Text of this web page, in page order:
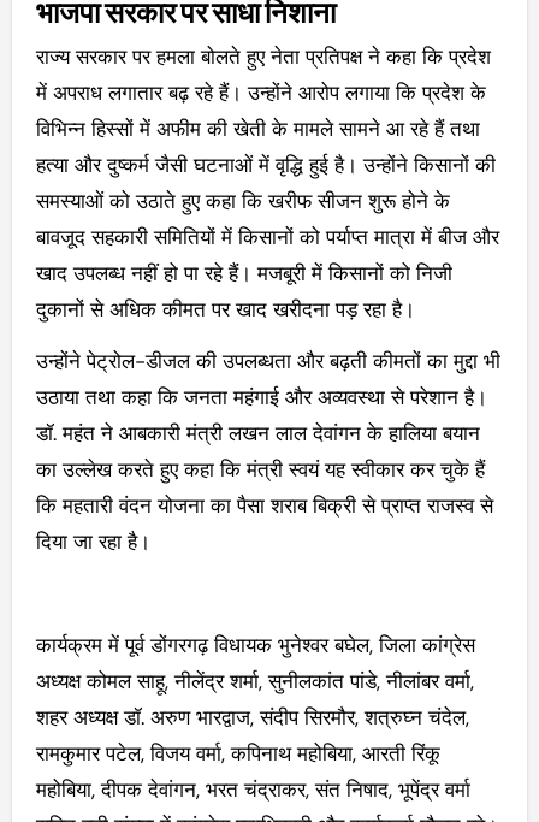
भाजपा सरकार पर साधा निशाना
राज्य सरकार पर हमला बोलते हुए नेता प्रतिपक्ष ने कहा कि प्रदेश
में अपराध लगातार बढ़ रहे हैं। उन्होंने आरोप लगाया कि प्रदेश के
विभिन्न हिस्सों में अफीम की खेती के मामले सामने आ रहे हैं तथा
हत्या और दुष्कर्म जैसी घटनाओं में वृद्धि हुई है। उन्होंने किसानों की
समस्याओं को उठाते हुए कहा कि खरीफ सीजन शुरू होने के
बावजूद सहकारी समितियों में किसानों को पर्याप्त मात्रा में बीज और
खाद उपलब्ध नहीं हो पा रहे हैं। मजबूरी में किसानों को निजी
दुकानों से अधिक कीमत पर खाद खरीदना पड़ रहा है।
उन्होंने पेट्रोल-डीजल की उपलब्धता और बढ़ती कीमतों का मुद्दा भी
उठाया तथा कहा कि जनता महंगाई और अव्यवस्था से परेशान है।
डॉ. महंत ने आबकारी मंत्री लखन लाल देवांगन के हालिया बयान
का उल्लेख करते हुए कहा कि मंत्री स्वयं यह स्वीकार कर चुके हैं
कि महतारी वंदन योजना का पैसा शराब बिक्री से प्राप्त राजस्व से
दिया जा रहा है।
कार्यक्रम में पूर्व डोंगरगढ़ विधायक भुनेश्वर बघेल, जिला कांग्रेस
अध्यक्ष कोमल साहू, नीलेंद्र शर्मा, सुनीलकांत पांडे, नीलांबर वर्मा,
शहर अध्यक्ष डॉ. अरुण भारद्वाज, संदीप सिरमौर, शत्रुघ्न चंदेल,
रामकुमार पटेल, विजय वर्मा, कपिनाथ महोबिया, आरती रिंकू
महोबिया, दीपक देवांगन, भरत चंद्राकर, संत निषाद, भूपेंद्र वर्मा